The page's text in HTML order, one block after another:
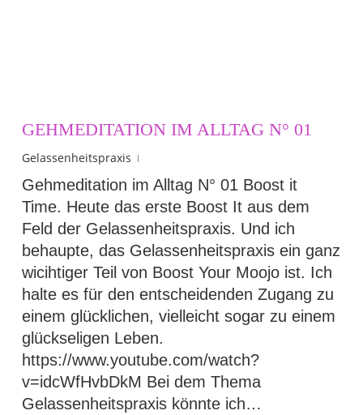
GEHMEDITATION IM ALLTAG N° 01
Gelassenheitspraxis
Gehmeditation im Alltag N° 01 Boost it
Time. Heute das erste Boost It aus dem
Feld der Gelassenheitspraxis. Und ich
behaupte, das Gelassenheitspraxis ein ganz
wicihtiger Teil von Boost Your Moojo ist. Ich
halte es für den entscheidenden Zugang zu
einem glücklichen, vielleicht sogar zu einem
glückseligen Leben.
https://www.youtube.com/watch?
v=idcWfHvbDkM Bei dem Thema
Gelassenheitspraxis könnte ich…